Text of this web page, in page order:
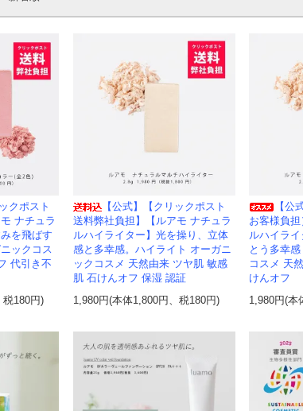
クポスト
ナチュラ
を飛ばす
ックコス
代引き不
税180円)
【公式】【クリックポスト
送料弊社負担】【ルアモ ナチュラ
ルハイライター】光を操り、立体
感と多幸感。ハイライト オーガニ
ックコスメ 天然由来 ツヤ肌 敏感
肌 石けんオフ 保湿 認証
1,980円(本体1,800円、税180円)
【公
お客様負
ルハイラ
とう多幸
コスメ 天
けんオフ
1,980円(本